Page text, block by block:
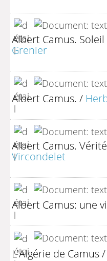
Albert Camus.
Grenier
Albert Camus. /
Albert Camus.
Vircondelet
Albert Camus: une
L'Algérie de Camus/